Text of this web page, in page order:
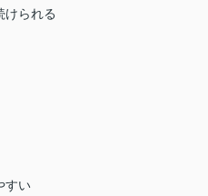
けられる
すい